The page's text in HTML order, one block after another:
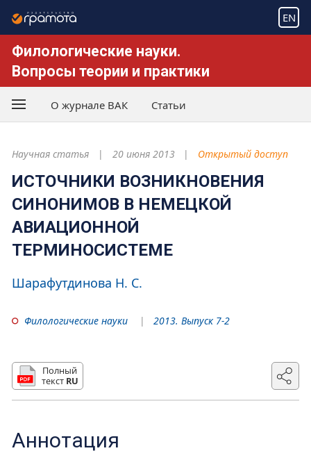
EN
Филологические науки.
Вопросы теории и практики
О журнале ВАК Статьи
Научная статья 20 июня 2013 Открытый доступ
ИСТОЧНИКИ ВОЗНИКНОВЕНИЯ
СИНОНИМОВ В НЕМЕЦКОЙ
АВИАЦИОННОЙ
ТЕРМИНОСИСТЕМЕ
Шарафутдинова Н. С.
Филологические науки 2013. Выпуск 7-2
Полный
текст RU
Аннотация